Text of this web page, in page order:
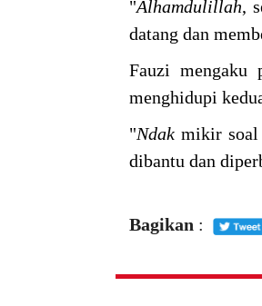
"Alhamdulillah,
datang dan
Fauzi mengaku
menghidupi
"Ndak mikir soal
dibantu dan
Bagikan :